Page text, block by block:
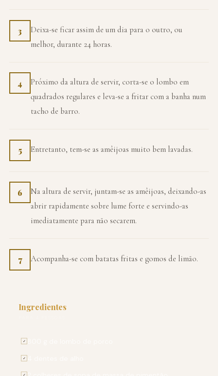
3
Deixa-se ficar assim de um dia para o outro, ou
melhor, durante 24 horas.
4
Próximo da altura de servir, corta-se o lombo em
quadrados regulares e leva-se a fritar com a banha num
tacho de barro.
5 Entretanto, tem-se as amêijoas muito bem lavadas.
6
Na altura de servir, juntam-se as amêijoas, deixando-as
abrir rapidamente sobre lume forte e servindo-as
imediatamente para não secarem.
7 Acompanha-se com batatas fritas e gomos de limão.
Ingredientes
✓
✓
✓